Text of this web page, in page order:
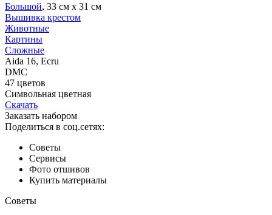
Большой, 33 см х 31 см
Вышивка крестом
Животные
Картины
Сложные
Aida 16, Ecru
DMC
47 цветов
Символьная цветная
Скачать
Заказать набором
Поделиться в соц.сетях:
Советы
Сервисы
Фото отшивов
Купить материалы
Советы